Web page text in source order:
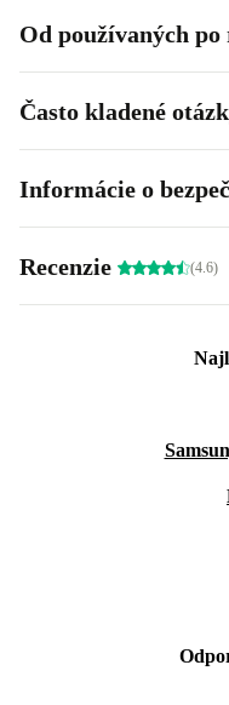
Od používaných po
Často kladené
Informácie o
Recenzie (4.6)